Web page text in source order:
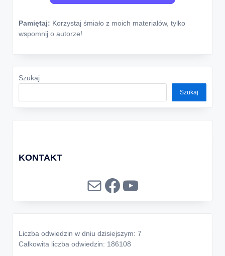
Pamiętaj: Korzystaj śmiało z moich materiałów, tylko
wspomnij o autorze!
Szukaj
Szukaj
KONTAKT
MailFacebook
YouTube
Liczba odwiedzin w dniu dzisiejszym: 7
Całkowita liczba odwiedzin: 186108